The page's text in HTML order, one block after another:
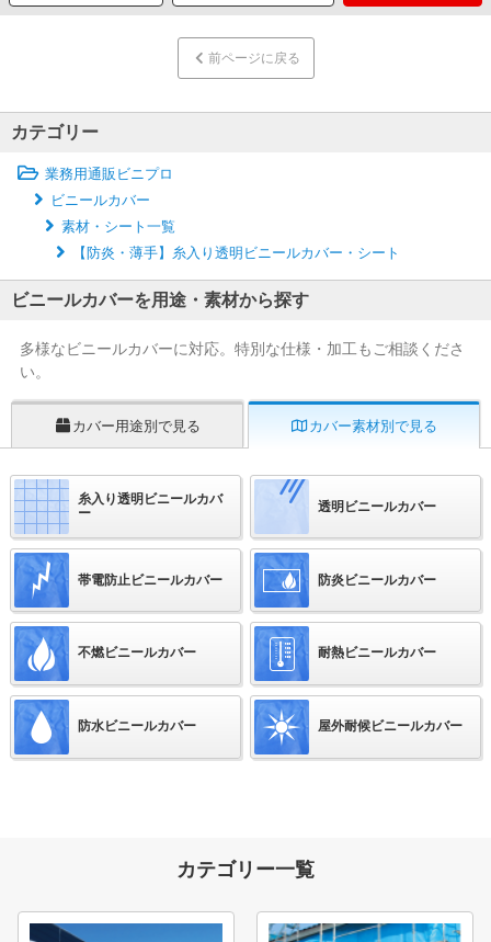
前ページに戻る
カテゴリー
業務用通販ビニプロ
ビニールカバー
素材・シート一覧
【防炎・薄手】糸入り透明ビニールカバー・シート
ビニールカバーを用途・素材から探す
多様なビニールカバーに対応。特別な仕様・加工もご相談くださ
い。
カバー用途別で見る カバー素材別で見る
糸入り透明ビニールカバ
ー
透明ビニールカバー
帯電防止ビニールカバー 防炎ビニールカバー
不燃ビニールカバー 耐熱ビニールカバー
防水ビニールカバー 屋外耐候ビニールカバー
カテゴリー一覧